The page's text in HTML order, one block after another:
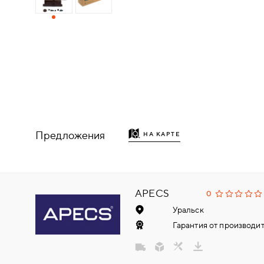
ДЕРЕВЯННЫЕ
НАПОЛЬНЫЕ
Предложения НА КАРТЕ
APECS 0
Уральск
Гарантия от